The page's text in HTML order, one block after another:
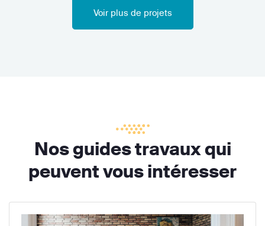
Voir plus de projets
Nos guides travaux qui
peuvent vous intéresser